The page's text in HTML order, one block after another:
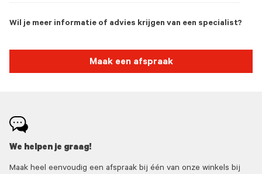
Wil je meer informatie of advies krijgen van een specialist?
Maak een afspraak
We helpen je graag!
Maak heel eenvoudig een afspraak bij één van onze winkels bij